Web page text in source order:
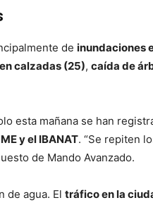
de inundaciones
calzadas (25), caída de
esta mañana se han
y el IBANAT. “Se repiten
de Mando Avanzado.
de agua. El tráfico en la